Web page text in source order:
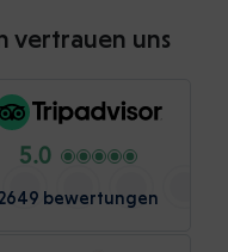
vertrauen uns
5.0
2649 bewertungen